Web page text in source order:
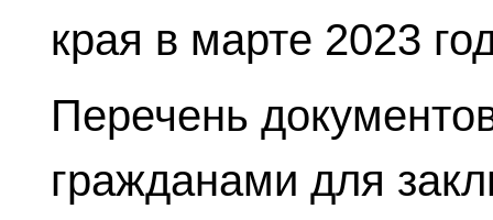
края в марте 2023
Перечень
гражданами для